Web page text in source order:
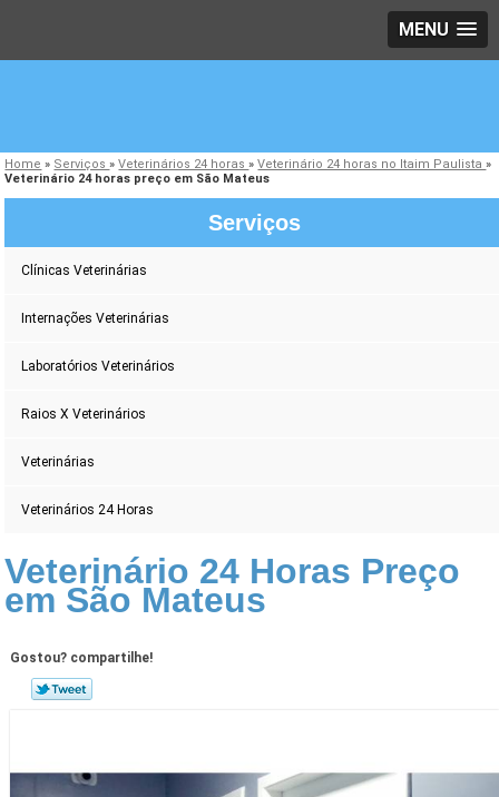
MENU
Home » Serviços»Veterinários 24 horas»Veterinário 24 horas no Itaim Paulista»
Veterinário 24 horas preço em São Mateus
Serviços
Clínicas Veterinárias
Internações Veterinárias
Laboratórios Veterinários
Raios X Veterinários
Veterinárias
Veterinários 24 Horas
Veterinário 24 Horas Preço
em São Mateus
Gostou? compartilhe!